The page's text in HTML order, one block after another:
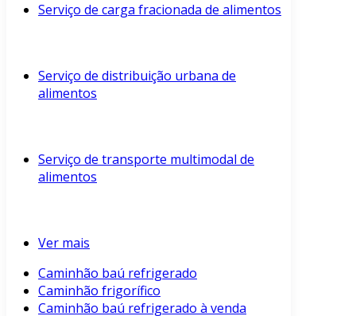
Serviço de carga fracionada de alimentos
Serviço de distribuição urbana de
alimentos
Serviço de transporte multimodal de
alimentos
Ver mais
Caminhão baú refrigerado
Caminhão frigorífico
Caminhão baú refrigerado à venda